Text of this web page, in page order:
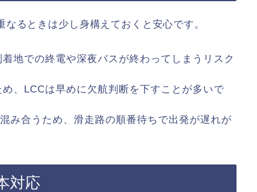
るときは少し身構えておくと安心です。
地での終電や深夜バスが終わってしまうリスク
、LCCは早めに欠航判断を下すことが多いで
み合うため、滑走路の順番待ちで出発が遅れが
対応